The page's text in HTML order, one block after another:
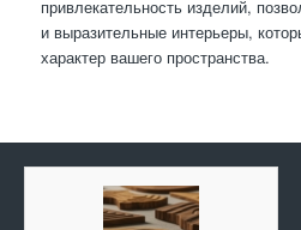
привлекательность изделий,
и выразительные интерьеры,
характер вашего пространства.